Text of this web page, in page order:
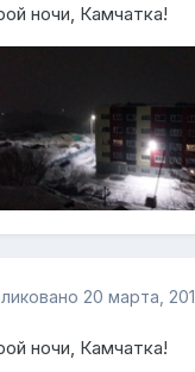
ночи, Камчатка!
20 марта,
ночи, Камчатка!